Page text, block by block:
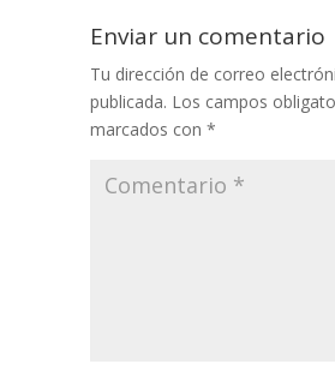
Enviar un comentario
Tu dirección de correo
publicada. Los campos
marcados con *